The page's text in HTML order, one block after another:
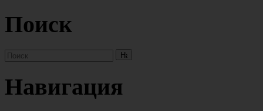
Поиск
Навигация